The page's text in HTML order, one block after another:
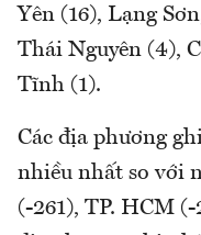
Yên (16), Lạng
Thái Nguyên (4),
Tĩnh (1).
Các địa phương
nhiều nhất so với
(-261), TP. HCM